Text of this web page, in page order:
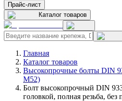
Прайс-лист
Каталог товаров
Главная
Каталог товаров
Высокопрочные болты DIN
M52)
Болт высокопрочный DIN
головкой, полная резьба,